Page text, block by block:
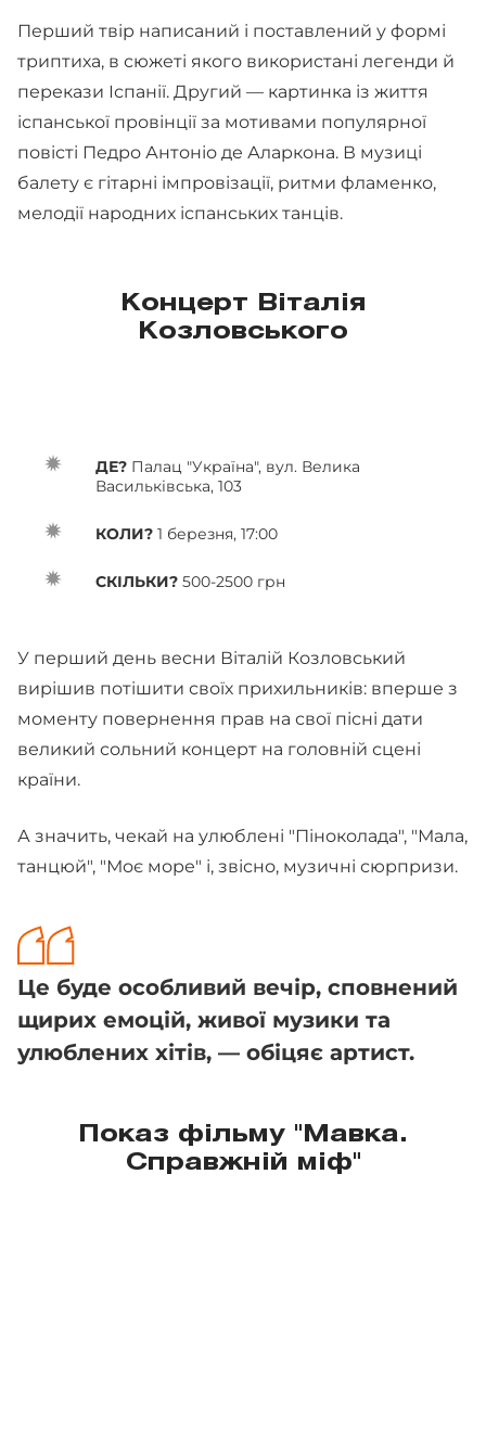
Перший твір написаний і поставлений у формі
триптиха, в сюжеті якого використані легенди й
перекази Іспанії. Другий — картинка із життя
іспанської провінції за мотивами популярної
повісті Педро Антоніо де Аларкона. В музиці
балету є гітарні імпровізації, ритми фламенко,
мелодії народних іспанських танців.
Концерт Віталія
Козловського
ДЕ? Палац "Україна", вул. Велика
Васильківська, 103
КОЛИ? 1 березня, 17:00
СКІЛЬКИ? 500-2500 грн
У перший день весни Віталій Козловський
вирішив потішити своїх прихильників: вперше з
моменту повернення прав на свої пісні дати
великий сольний концерт на головній сцені
країни.
А значить, чекай на улюблені "Піноколада", "Мала,
танцюй", "Моє море" і, звісно, музичні сюрпризи.
Це буде особливий вечір, сповнений
щирих емоцій, живої музики та
улюблених хітів, — обіцяє артист.
Показ фільму "Мавка.
Справжній міф"